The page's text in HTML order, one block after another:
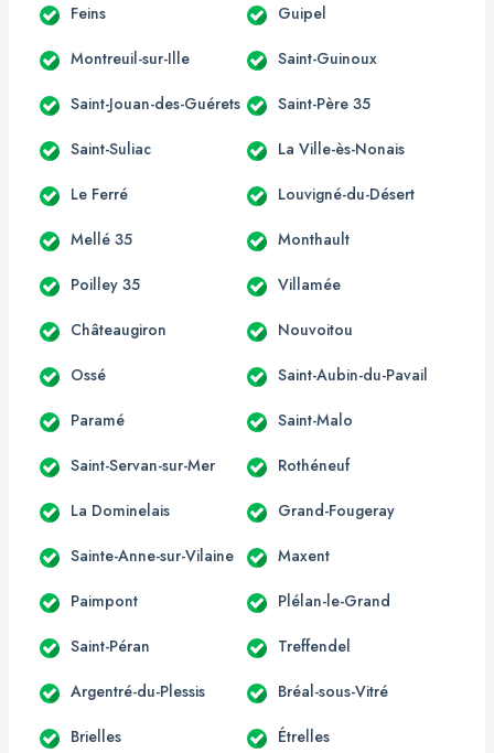
Feins Guipel
Montreuil-sur-Ille Saint-Guinoux
Saint-Jouan-des-Guérets Saint-Père 35
Saint-Suliac La Ville-ès-Nonais
Le Ferré Louvigné-du-Désert
Mellé 35 Monthault
Poilley 35 Villamée
Châteaugiron Nouvoitou
Ossé Saint-Aubin-du-Pavail
Paramé Saint-Malo
Saint-Servan-sur-Mer Rothéneuf
La Dominelais Grand-Fougeray
Sainte-Anne-sur-Vilaine Maxent
Paimpont Plélan-le-Grand
Saint-Péran Treffendel
Argentré-du-Plessis Bréal-sous-Vitré
Brielles Étrelles